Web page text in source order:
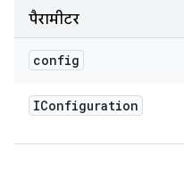
पैरामीटर
config
IConfiguration